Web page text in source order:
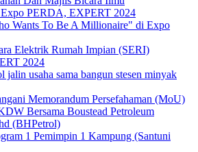
Expo PERDA, EXPERT 2024
Wants To Be A Millionaire" di Expo
Elektrik Rumah Impian (SERI)
2024
usaha sama bangun stesen minyak
Memorandum Persefahaman (MoU)
Bersama Boustead Petroleum
(BHPetrol)
1 Pemimpin 1 Kampung (Santuni